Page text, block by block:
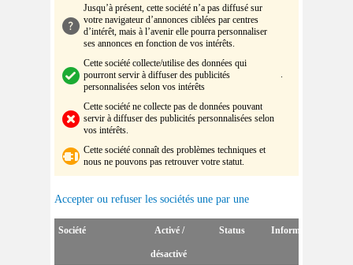
Jusqu’à présent, cette société n’a pas diffusé sur
votre navigateur d’annonces ciblées par centres
d’intérêt, mais à l’avenir elle pourra personnaliser
ses annonces en fonction de vos intérêts.
Cette société collecte/utilise des données qui
pourront servir à diffuser des publicités
personnalisées selon vos intérêts
.
Cette société ne collecte pas de données pouvant
servir à diffuser des publicités personnalisées selon
vos intérêts.
Cette société connaît des problèmes techniques et
nous ne pouvons pas retrouver votre statut.